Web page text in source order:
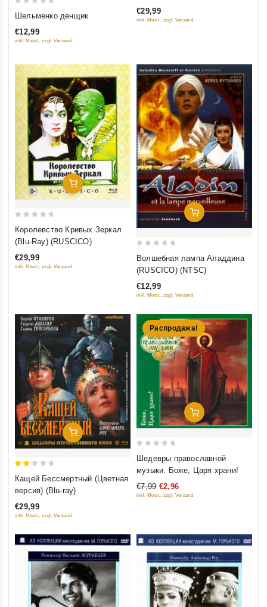
of
Шельменко денщик
€12,99
inkl. Mwst., zzgl. Versand
5
€29,99
inkl. Mwst., zzgl. Versand
Добавить В Корзину
out
5
Королевство Кривых Зеркал
(Blu-Ray) (RUSCICO)
€29,99
inkl. Mwst., zzgl. Versand
Добавить В Корзину
5
Волшебная лампа Аладдина
(RUSCICO) (NTSC)
€12,99
inkl. Mwst., zzgl. Versand
Добавить В Корзину
5
Кащей Бессмертный (Цветная
версия) (Blu-ray)
€29,99
inkl. Mwst., zzgl. Versand
Распродажа!
Добавить В Корзину
out
5
Шедевры православной
музыки. Боже, Царя храни!
€7,99 €2,96
inkl. Mwst., zzgl. Versand